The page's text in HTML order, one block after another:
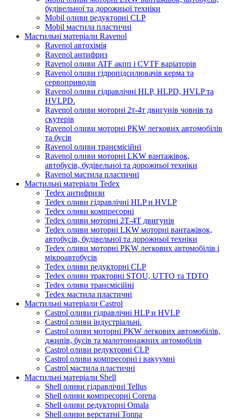
будівельної та дорожньої техніки
Mobil оливи редукторні CLP
Mobil мастила пластичні
Мастильні матеріали Ravenol
Ravenol автохімія
Ravenol антифриз
Ravenol оливи ATF акпп і CVTF варіаторів
Ravenol оливи гідропідсилювачів керма та
сервоприводів
Ravenol оливи гідравлічні HLP, HLPD, HVLP та
HVLPD.
Ravenol оливи моторні 2т-4т двигунів човнів та
скутерів
Ravenol оливи моторні PKW легкових автомобілів
та бусів
Ravenol оливи трансмісійні
Ravenol оливи моторні LKW вантажівок,
автобусів, будівельної та дорожньої техніки
Ravenol мастила пластичні
Мастильні матеріали Tedex
Tedex антифризи
Tedex оливи гідравлічні HLP и HVLP
Tedex оливи компресорні
Tedex оливи моторні 2Т-4Т двигунів
Tedex оливи моторні LKW моторні вантажівок,
автобусів, будівельної та дорожньої техніки
Tedex оливи моторні PKW легкових автомобілів і
мікроавтобусів
Tedex оливи редукторні CLP
Tedex оливи тракторні STOU, UTTO та TDTO
Tedex оливи трансмісійні
Tedex мастила пластичні
Мастильні матеріали Castrol
Castrol оливи гідравлічні HLP и HVLP
Castrol оливи індустріальні.
Castrol оливи моторні PKW легкових автомобілів,
джипів, бусів та малотоннажних автомобілів
Castrol оливи редукторні CLP
Castrol оливи компресорні і вакуумні
Castrol мастила пластичні
Мастильні матеріали Shell
Shell оливи гідравлічні Tellus
Shell оливи компресорні Corena
Shell оливи редукторні Omala
Shell оливи верстатні Tonna